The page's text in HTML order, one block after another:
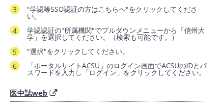
"学認等SSO認証の方はこちらへ"をクリックしてくださ
い。
学認認証の"所属機関"でプルダウンメニューから「信州大
学」を選択してください。（検索も可能です。）
"選択"をクリックしてください。
「ポータルサイトACSU」のログイン画面でACSUのIDとパ
スワードを入力し「ログイン」をクリックしてください。
医中誌web